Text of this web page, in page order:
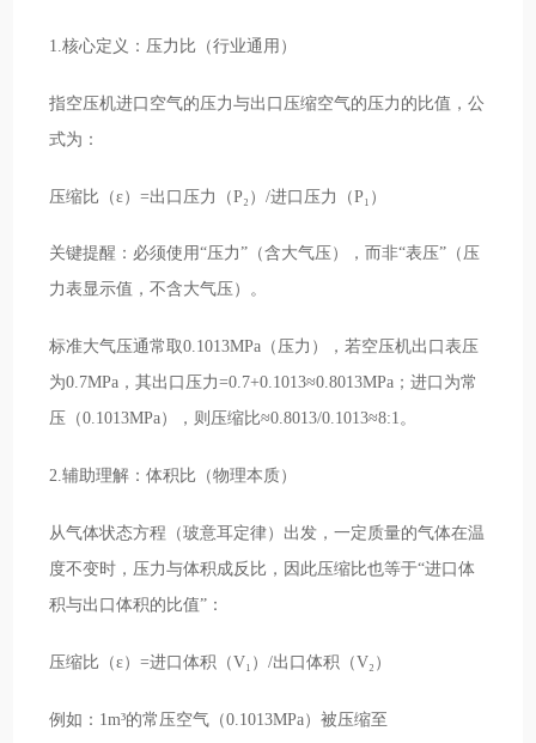
1.核心定义：压力比（行业通用）
指空压机进口空气的压力与出口压缩空气的压力的比值，公
式为：
压缩比（ε）=出口压力（P₂）/进口压力（P₁）
关键提醒：必须使用“压力”（含大气压），而非“表压”（压
力表显示值，不含大气压）。
标准大气压通常取0.1013MPa（压力），若空压机出口表压
为0.7MPa，其出口压力=0.7+0.1013≈0.8013MPa；进口为常
压（0.1013MPa），则压缩比≈0.8013/0.1013≈8:1。
2.辅助理解：体积比（物理本质）
从气体状态方程（玻意耳定律）出发，一定质量的气体在温
度不变时，压力与体积成反比，因此压缩比也等于“进口体
积与出口体积的比值”：
压缩比（ε）=进口体积（V₁）/出口体积（V₂）
例如：1m³的常压空气（0.1013MPa）被压缩至